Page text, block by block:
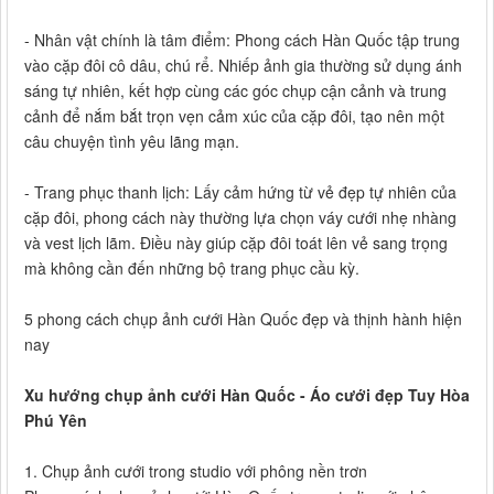
- Nhân vật chính là tâm điểm: Phong cách Hàn Quốc tập trung
vào cặp đôi cô dâu, chú rể. Nhiếp ảnh gia thường sử dụng ánh
sáng tự nhiên, kết hợp cùng các góc chụp cận cảnh và trung
cảnh để nắm bắt trọn vẹn cảm xúc của cặp đôi, tạo nên một
câu chuyện tình yêu lãng mạn.
- Trang phục thanh lịch: Lấy cảm hứng từ vẻ đẹp tự nhiên của
cặp đôi, phong cách này thường lựa chọn váy cưới nhẹ nhàng
và vest lịch lãm. Điều này giúp cặp đôi toát lên vẻ sang trọng
mà không cần đến những bộ trang phục cầu kỳ.
5 phong cách chụp ảnh cưới Hàn Quốc đẹp và thịnh hành hiện
nay
Xu hướng chụp ảnh cưới Hàn Quốc - Áo cưới đẹp Tuy Hòa
Phú Yên
1. Chụp ảnh cưới trong studio với phông nền trơn